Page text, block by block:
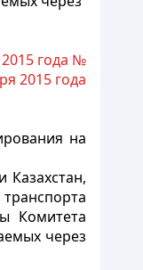
года №
2015 года
на
Казахстан,
Комитета
через